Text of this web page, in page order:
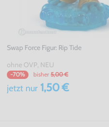
Swap Force Figur: Rip Tide
ohne OVP, NEU
-70% bisher 5,00 €
jetzt nur 1,50 €